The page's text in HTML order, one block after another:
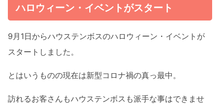
ハロウィーン・イベントがスタート
9月1日からハウステンボスのハロウィーン・イベントが
スタートしました。
とはいうものの現在は新型コロナ禍の真っ最中。
訪れるお客さんもハウステンボスも派手な事はできませ